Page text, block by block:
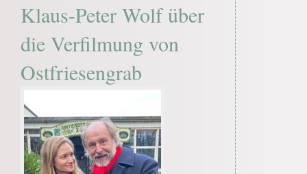
Klaus-Peter Wolf über
die Verfilmung von
Ostfriesengrab